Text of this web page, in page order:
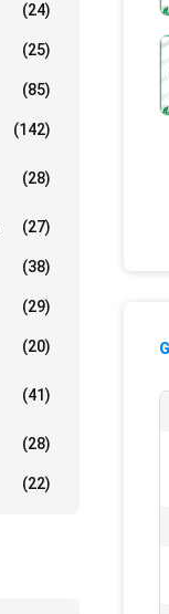
(24)
(25)
(85)
(142)
(28)
(27)
(38)
(29)
(20)
(41)
(28)
(22)